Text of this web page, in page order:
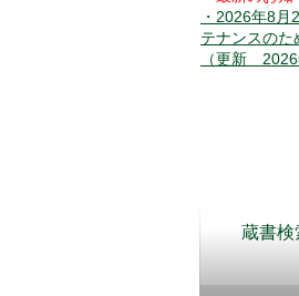
・2026年8
テナンスのた
（更新 2026
蔵書検